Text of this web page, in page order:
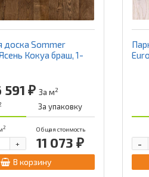
доска Sommer
Кокуа браш, 1-
591 ₽ За м2
За упаковку
2 Общая стоимость
11 073 ₽
+
В корзину
-